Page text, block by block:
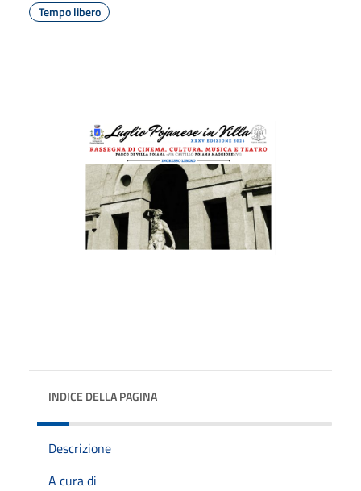
Tempo libero
INDICE DELLA PAGINA
Descrizione
A cura di